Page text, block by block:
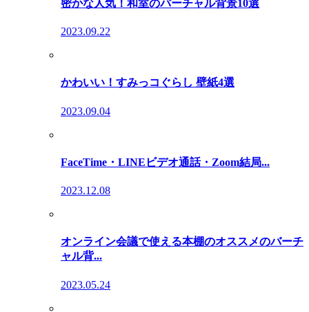
密かな人気！和室のバーチャル背景10選
2023.09.22
かわいい！すみっコぐらし 壁紙4選
2023.09.04
FaceTime・LINEビデオ通話・Zoom結局...
2023.12.08
オンライン会議で使える本棚のオススメのバーチ
ャル背...
2023.05.24